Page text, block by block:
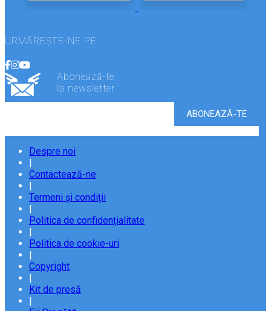
URMĂREȘTE-NE PE
Abonează-te
la newsletter
Despre noi
Contactează-ne
Termeni și condiții
Politica de confidențialitate
Politica de cookie-uri
Copyright
Kit de presă